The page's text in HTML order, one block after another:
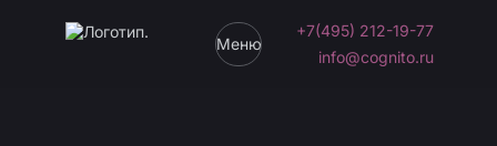
Меню
+7(495) 212-19-77
info@cognito.ru